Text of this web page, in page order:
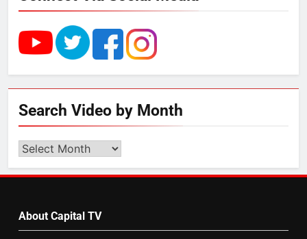
UP में ग्रामीण बिजली आपूर्ति से कृषि,
डेयरी, कुटीर उद्योग और स्वरोजगार को
राम की नगरी अयोध्या में आने वाले भक्तों
का स्वागत करेगा लक्ष्मण द्वार
बढ़ा पंचायतों का बजट
Search Video by Month
Search
by
About Capital TV